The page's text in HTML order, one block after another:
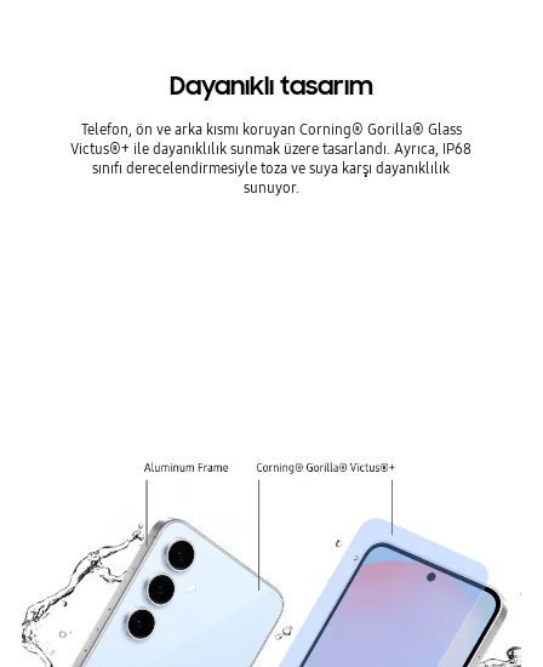
Dayanıklı tasarım
Telefon, ön ve arka kısmı koruyan Corning® Gorilla® Glass
Victus®+ ile dayanıklılık sunmak üzere tasarlandı. Ayrıca, IP68
sınıfı derecelendirmesiyle toza ve suya karşı dayanıklılık
sunuyor.